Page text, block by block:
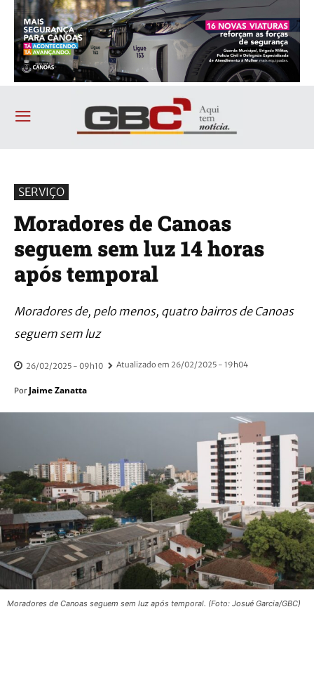
SERVIÇO
Moradores de Canoas
seguem sem luz 14 horas
após temporal
Moradores de, pelo menos, quatro bairros de Canoas
seguem sem luz
26/02/2025 - 09h10 Atualizado em 26/02/2025 - 19h04
Por Jaime Zanatta
Moradores de Canoas seguem sem luz após temporal. (Foto: Josué Garcia/GBC)